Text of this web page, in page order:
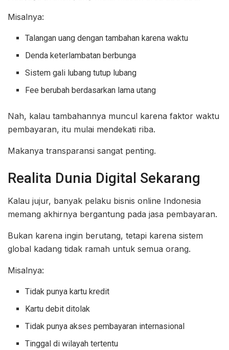
Misalnya:
Talangan uang dengan tambahan karena waktu
Denda keterlambatan berbunga
Sistem gali lubang tutup lubang
Fee berubah berdasarkan lama utang
Nah, kalau tambahannya muncul karena faktor waktu
pembayaran, itu mulai mendekati riba.
Makanya transparansi sangat penting.
Realita Dunia Digital Sekarang
Kalau jujur, banyak pelaku bisnis online Indonesia
memang akhirnya bergantung pada jasa pembayaran.
Bukan karena ingin berutang, tetapi karena sistem
global kadang tidak ramah untuk semua orang.
Misalnya:
Tidak punya kartu kredit
Kartu debit ditolak
Tidak punya akses pembayaran internasional
Tinggal di wilayah tertentu